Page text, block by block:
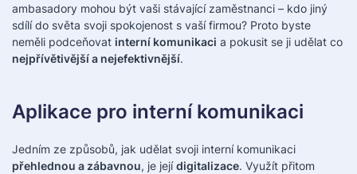
ambasadory mohou být vaši stávající zaměstnanci – kdo jiný
sdílí do světa svoji spokojenost s vaší firmou? Proto byste
neměli podceňovat interní komunikaci a pokusit se ji udělat co
nejpřívětivější a nejefektivnější.
Aplikace pro interní komunikaci
Jedním ze způsobů, jak udělat svoji interní komunikaci
přehlednou a zábavnou, je jejídigitalizace. Využít přitom